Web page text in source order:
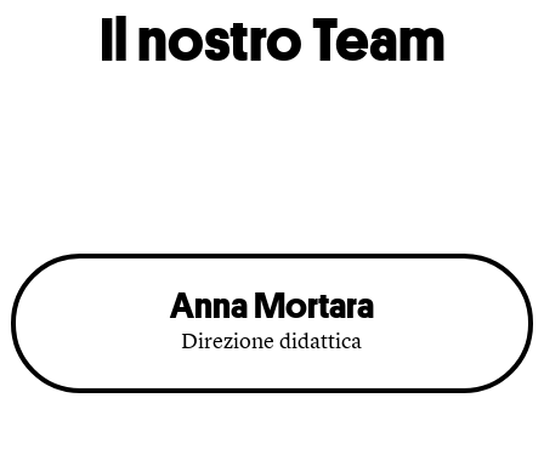
Il nostro Team
Anna Mortara
Direzione didattica